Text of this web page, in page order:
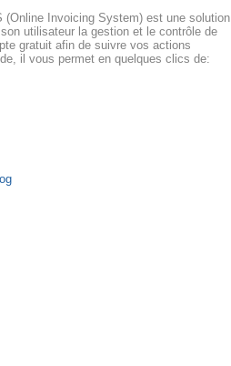
(Online Invoicing System) est une solution
utilisateur la gestion et le contrôle de
gratuit afin de suivre vos actions
il vous permet en quelques clics de: